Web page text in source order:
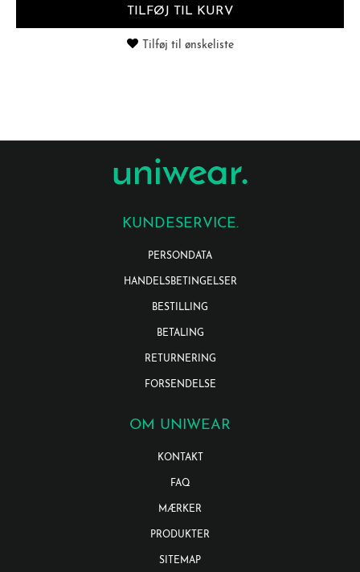
TILFØJ TIL KURV
Tilføj til ønskeliste
KUNDESERVICE.
PERSONDATA
HANDELSBETINGELSER
BESTILLING
BETALING
RETURNERING
FORSENDELSE
OM UNIWEAR
KONTAKT
FAQ
MÆRKER
PRODUKTER
SITEMAP